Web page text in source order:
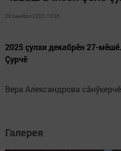
29 декабря 2025, 10:36
2025 çулхи декабрӗн 27-
Çурчӗ
Вера Александрова
Галерея